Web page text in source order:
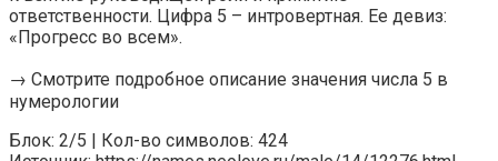
ответственности. Цифра 5 – интровертная. Ее девиз:
«Прогресс во всем».
→ Смотрите подробное описание значения числа 5 в
нумерологии
Блок: 2/5 | Кол-во символов: 424